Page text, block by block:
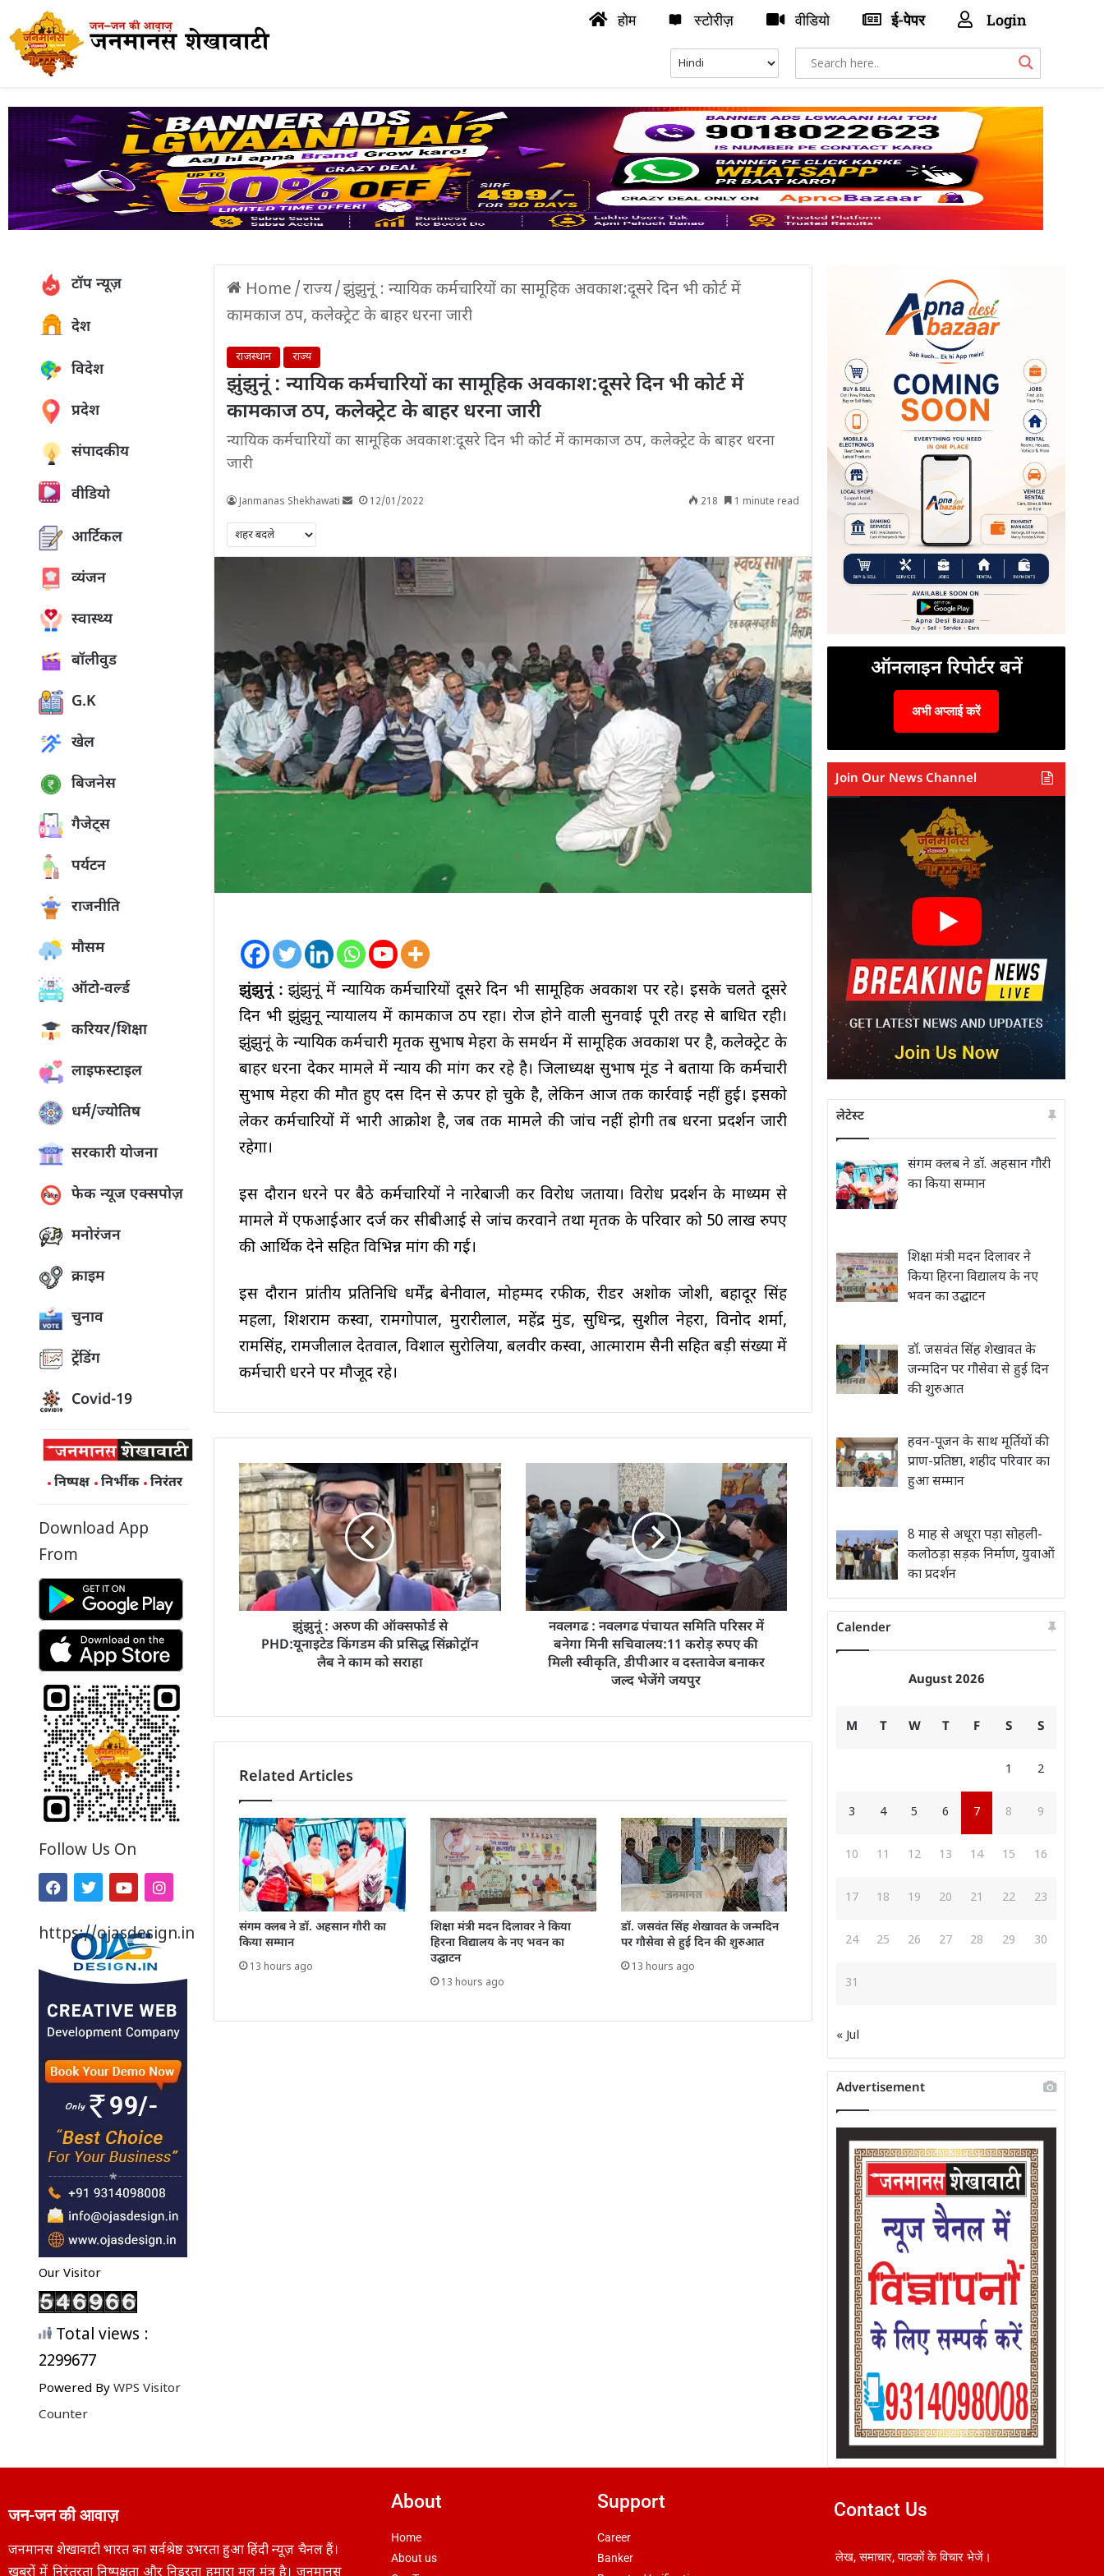
होम स्टोरीज़ वीडियो ई-पेपर Login
टॉप न्यूज़
देश
विदेश
प्रदेश
संपादकीय
वीडियो
आर्टिकल
व्यंजन
स्वास्थ्य
बॉलीवुड
G.K
खेल
बिजनेस
गैजेट्स
पर्यटन
राजनीति
मौसम
ऑटो-वर्ल्ड
करियर/शिक्षा
लाइफस्टाइल
धर्म/ज्योतिष
सरकारी योजना
फेक न्यूज एक्सपोज़
मनोरंजन
क्राइम
चुनाव
ट्रेंडिंग
Covid-19
निष्पक्ष निर्भीक निरंतर
Download App
From
Follow Us On
https://ojasdesign.in
Our Visitor
Total views :
2299677
Powered By WPS Visitor
Counter
Home /राज्य/झुंझुनूं : न्यायिक कर्मचारियों का सामूहिक अवकाश:दूसरे दिन भी कोर्ट में
कामकाज ठप, कलेक्ट्रेट के बाहर धरना जारी
राजस्थान राज्य
झुंझुनूं : न्यायिक कर्मचारियों का सामूहिक अवकाश:दूसरे दिन भी कोर्ट में
कामकाज ठप, कलेक्ट्रेट के बाहर धरना जारी
न्यायिक कर्मचारियों का सामूहिक अवकाश:दूसरे दिन भी कोर्ट में कामकाज ठप, कलेक्ट्रेट के बाहर धरना
जारी
Janmanas Shekhawati 12/01/2022 218 1 minute read
झुंझुनूं : झुंझुनूं में न्यायिक कर्मचारियों दूसरे दिन भी सामूहिक अवकाश पर रहे। इसके चलते दूसरे
दिन भी झुंझुनू न्यायालय में कामकाज ठप रहा। रोज होने वाली सुनवाई पूरी तरह से बाधित रही।
झुंझुनूं के न्यायिक कर्मचारी मृतक सुभाष मेहरा के समर्थन में सामूहिक अवकाश पर है, कलेक्ट्रेट के
बाहर धरना देकर मामले में न्याय की मांग कर रहे है। जिलाध्यक्ष सुभाष मूंड ने बताया कि कर्मचारी
सुभाष मेहरा की मौत हुए दस दिन से ऊपर हो चुके है, लेकिन आज तक कार्रवाई नहीं हुई। इसको
लेकर कर्मचारियों में भारी आक्रोश है, जब तक मामले की जांच नहीं होगी तब धरना प्रदर्शन जारी
रहेगा।
इस दौरान धरने पर बैठे कर्मचारियों ने नारेबाजी कर विरोध जताया। विरोध प्रदर्शन के माध्यम से
मामले में एफआईआर दर्ज कर सीबीआई से जांच करवाने तथा मृतक के परिवार को 50 लाख रुपए
की आर्थिक देने सहित विभिन्न मांग की गई।
इस दौरान प्रांतीय प्रतिनिधि धर्मेंद्र बेनीवाल, मोहम्मद रफीक, रीडर अशोक जोशी, बहादूर सिंह
महला, शिशराम कस्वा, रामगोपाल, मुरारीलाल, महेंद्र मुंड, सुधिन्द्र, सुशील नेहरा, विनोद शर्मा,
रामसिंह, रामजीलाल देतवाल, विशाल सुरोलिया, बलवीर कस्वा, आत्माराम सैनी सहित बड़ी संख्या में
कर्मचारी धरने पर मौजूद रहे।
झुंझुनूं : अरुण की ऑक्सफोर्ड से
PHD:यूनाइटेड किंगडम की प्रसिद्ध सिंक्रोट्रॉन
लैब ने काम को सराहा
नवलगढ : नवलगढ पंचायत समिति परिसर में
बनेगा मिनी सचिवालय:11 करोड़ रुपए की
मिली स्वीकृति, डीपीआर व दस्तावेज बनाकर
जल्द भेजेंगे जयपुर
Related Articles
संगम क्लब ने डॉ. अहसान गौरी का
किया सम्मान
13 hours ago
शिक्षा मंत्री मदन दिलावर ने किया
हिरना विद्यालय के नए भवन का
उद्घाटन
13 hours ago
डॉ. जसवंत सिंह शेखावत के जन्मदिन
पर गौसेवा से हुई दिन की शुरुआत
13 hours ago
ऑनलाइन रिपोर्टर बनें
अभी अप्लाई करें
Join Our News Channel
लेटेस्ट
संगम क्लब ने डॉ. अहसान गौरी
का किया सम्मान
शिक्षा मंत्री मदन दिलावर ने
किया हिरना विद्यालय के नए
भवन का उद्घाटन
डॉ. जसवंत सिंह शेखावत के
जन्मदिन पर गौसेवा से हुई दिन
की शुरुआत
हवन-पूजन के साथ मूर्तियों की
प्राण-प्रतिष्ठा, शहीद परिवार का
हुआ सम्मान
8 माह से अधूरा पड़ा सोहली-
कलोठड़ा सड़क निर्माण, युवाओं
का प्रदर्शन
Calender
August 2026
M T W T F S S
1 2
3 4 5 6 7 8 9
10 11 12 13 14 15 16
17 18 19 20 21 22 23
24 25 26 27 28 29 30
31
« Jul
Advertisement
जन-जन की आवाज़
जनमानस शेखावाटी भारत का सर्वश्रेष्ठ उभरता हुआ हिंदी न्यूज़ चैनल हैं।
About
Home
About us
Support
Career
Banker
Contact Us
लेख, समाचार, पाठकों के विचार भेजें।